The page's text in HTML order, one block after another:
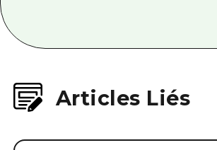
Articles Liés